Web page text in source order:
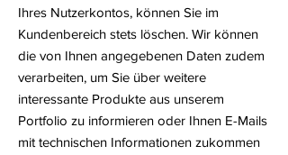
Ihres Nutzerkontos, können Sie im
Kundenbereich stets löschen. Wir können
die von Ihnen angegebenen Daten zudem
verarbeiten, um Sie über weitere
interessante Produkte aus unserem
Portfolio zu informieren oder Ihnen E-Mails
mit technischen Informationen zukommen